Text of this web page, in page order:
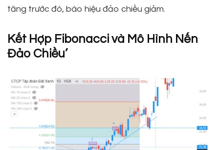
tăng trước đó, báo hiệu đảo chiều giảm.
Kết Hợp Fibonacci và Mô Hình Nến
Đảo Chiều’